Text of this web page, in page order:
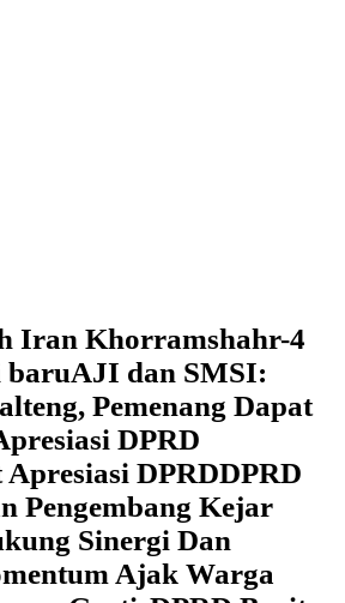
Iran Khorramshahr-4
baruAJI dan SMSI:
Pemenang Dapat
DPRD
DPRDDPRD
Pengembang Kejar
Sinergi Dan
Ajak Warga